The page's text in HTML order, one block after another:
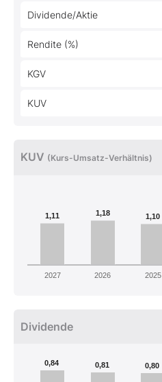
Dividende/Aktie
Rendite (%)
KGV
KUV
KUV (Kurs-Umsatz-Verhältnis)
1,11 1,18 1,10
2027 2026 2025
Dividende
0,84 0,81 0,80